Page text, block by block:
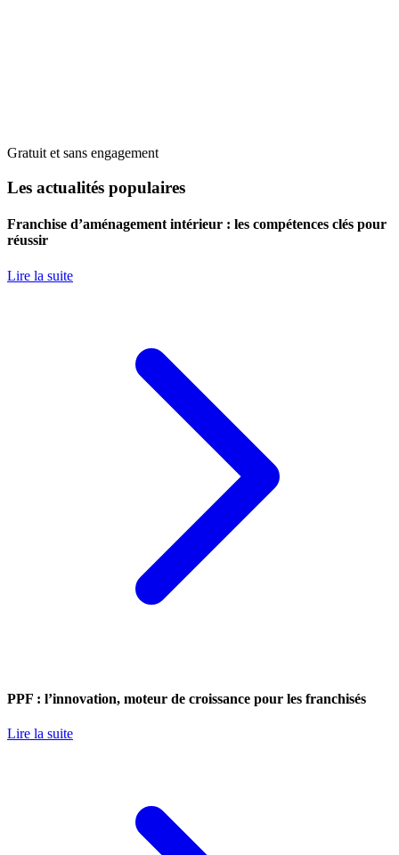
Gratuit et sans engagement
Les actualités populaires
Franchise d’aménagement intérieur : les compétences clés pour
réussir
Lire la suite
PPF : l’innovation, moteur de croissance pour les franchisés
Lire la suite